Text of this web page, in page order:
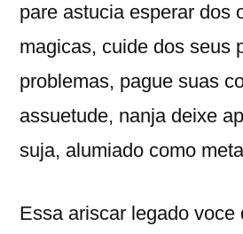
pare astucia esperar dos
magicas, cuide dos seus
problemas, pague suas
assuetude, nanja deixe
suja, alumiado como
Essa ariscar legado voce